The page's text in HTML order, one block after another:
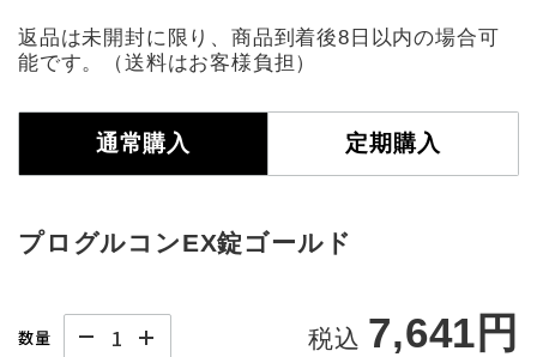
返品は未開封に限り、商品到着後8日以内の場合可
能です。（送料はお客様負担）
通常購入 定期購入
プログルコンEX錠ゴールド
税込 7,641円
数量